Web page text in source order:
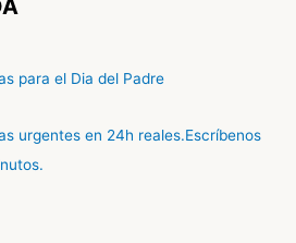
para el Dia del Padre
urgentes en 24h reales.Escríbenos